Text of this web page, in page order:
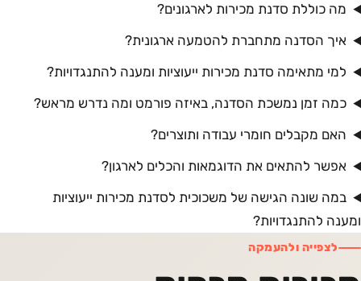
מה כוללת סדנת מכירות לארגונים?
איך הסדנה מתחברת להטמעה ארגונית?
למי מתאימה סדנת מכירות ייעוציות ומענה להתנגדויות?
כמה זמן נמשכת הסדנה, באיזה פורמט ומה נדרש מראש?
האם מקבלים חומרי עבודה ותוצרים?
אפשר להתאים את הדוגמאות והכלים לארגון?
במה שונה הגישה של משכוכית לסדנת מכירות ייעוציות
ומענה להתנגדויות?
לצפייה ולהעמקה